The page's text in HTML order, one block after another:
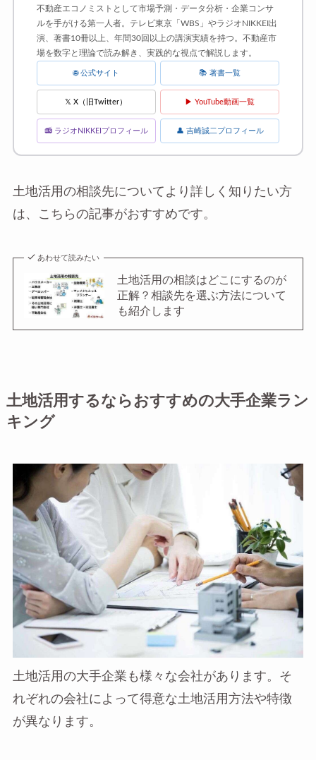
不動産エコノミストとして市場予測・データ分析・企業コンサ
ルを手がける第一人者。テレビ東京「WBS」やラジオNIKKEI出
演、著書10冊以上、年間30回以上の講演実績を持つ。不動産市
場を数字と理論で読み解き、実践的な視点で解説します。
🌐 公式サイト 📚 著書一覧
𝕏 X（旧Twitter） ▶ YouTube動画一覧
📻 ラジオNIKKEIプロフィール 👤 吉崎誠二プロフィール
土地活用の相談先についてより詳しく知りたい方
は、こちらの記事がおすすめです。
あわせて読みたい
土地活用の相談はどこにするのが
正解？相談先を選ぶ方法について
も紹介します
土地活用するならおすすめの大手企業ラン
キング
土地活用の大手企業も様々な会社があります。そ
れぞれの会社によって得意な土地活用方法や特徴
が異なります。